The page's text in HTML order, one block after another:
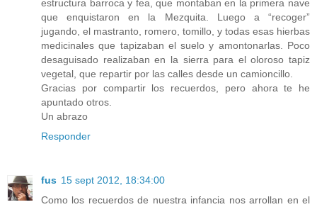
estructura barroca y fea, que montaban en la primera nave
que enquistaron en la Mezquita. Luego a “recoger”
jugando, el mastranto, romero, tomillo, y todas esas hierbas
medicinales que tapizaban el suelo y amontonarlas. Poco
desaguisado realizaban en la sierra para el oloroso tapiz
vegetal, que repartir por las calles desde un camioncillo.
Gracias por compartir los recuerdos, pero ahora te he
apuntado otros.
Un abrazo
Responder
fus 15 sept 2012, 18:34:00
Como los recuerdos de nuestra infancia nos arrollan en el